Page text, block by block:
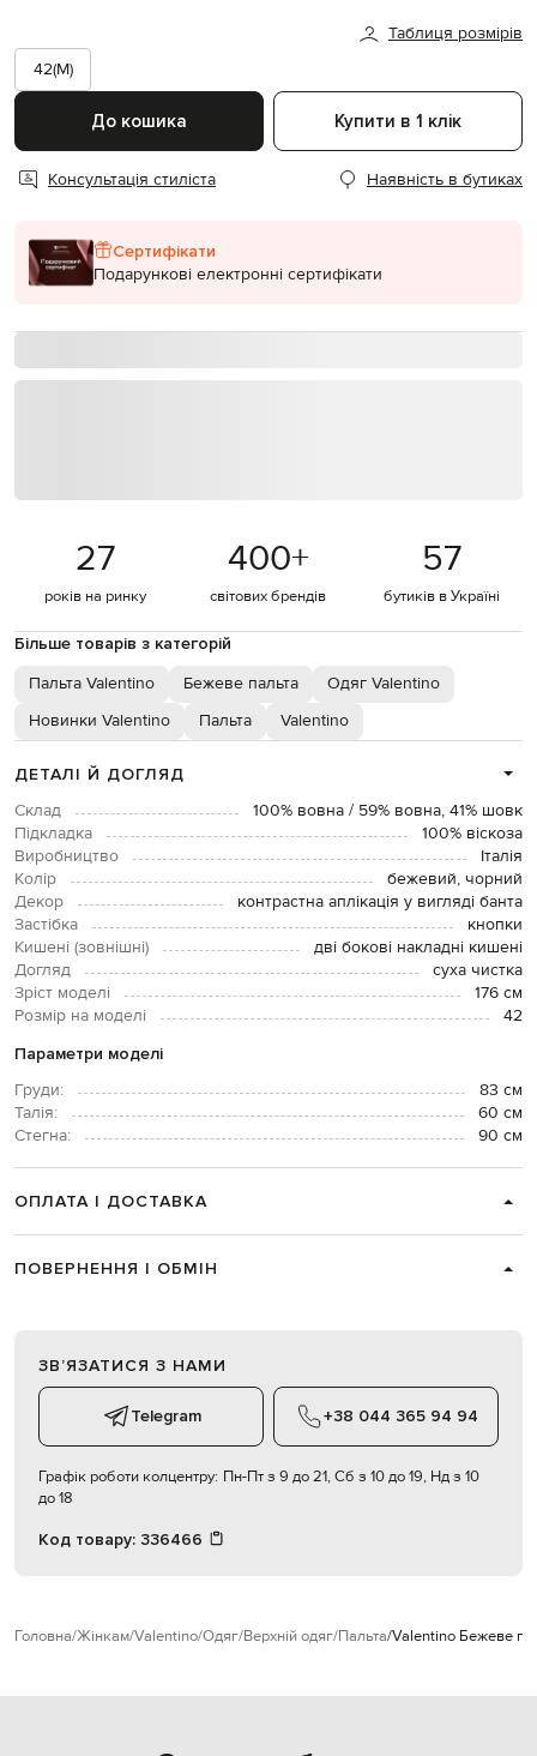
Таблиця розмірів
42(M)
До кошика Купити в 1 клік
Консультація стиліста Наявність в бутиках
Сертифікати
Подарункові електронні сертифікати
27
років на ринку
400+
світових брендів
57
бутиків в Україні
Більше товарів з категорій
Пальта Valentino Бежеве пальта
Одяг Valentino
Новинки Valentino
Пальта Valentino
ДЕТАЛІ Й ДОГЛЯД
Склад
100% вовна / 59% вовна, 41% шовк
Підкладка
100% віскоза
Виробництво
Італія
Колір
бежевий, чорний
Декор
контрастна аплікація у вигляді банта
Застібка
кнопки
Кишені (зовнішні)
дві бокові накладні кишені
Догляд
суха чистка
Зріст моделі
176 см
Розмір на моделі
42
Параметри моделі
Груди:
83 см
Талія:
60 см
Стегна:
90 см
ОПЛАТА І ДОСТАВКА
ПОВЕРНЕННЯ І ОБМІН
ЗВʼЯЗАТИСЯ З НАМИ
Telegram +38 044 365 94 94
Графік роботи колцентру: Пн-Пт з 9 до 21, Сб з 10 до 19, Нд з 10
до 18
Код товару: 336466
Головна Жінкам Valentino Одяг Верхній одяг Пальта Valentino Бежеве